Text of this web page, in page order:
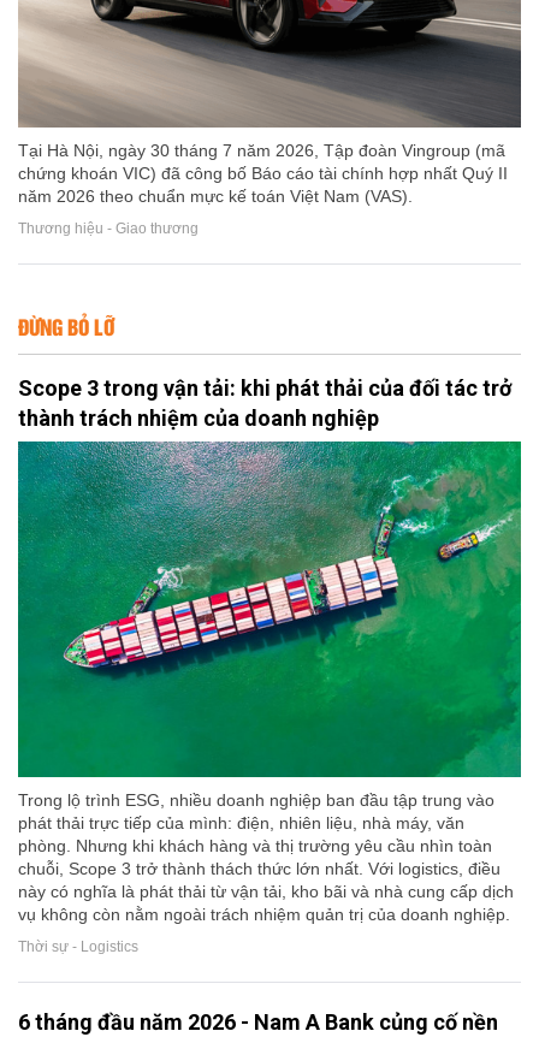
Tại Hà Nội, ngày 30 tháng 7 năm 2026, Tập đoàn Vingroup (mã
chứng khoán VIC) đã công bố Báo cáo tài chính hợp nhất Quý II
năm 2026 theo chuẩn mực kế toán Việt Nam (VAS).
Thương hiệu - Giao thương
ĐỪNG BỎ LỠ
Scope 3 trong vận tải: khi phát thải của đối tác trở
thành trách nhiệm của doanh nghiệp
Trong lộ trình ESG, nhiều doanh nghiệp ban đầu tập trung vào
phát thải trực tiếp của mình: điện, nhiên liệu, nhà máy, văn
phòng. Nhưng khi khách hàng và thị trường yêu cầu nhìn toàn
chuỗi, Scope 3 trở thành thách thức lớn nhất. Với logistics, điều
này có nghĩa là phát thải từ vận tải, kho bãi và nhà cung cấp dịch
vụ không còn nằm ngoài trách nhiệm quản trị của doanh nghiệp.
Thời sự - Logistics
6 tháng đầu năm 2026 - Nam A Bank củng cố nền